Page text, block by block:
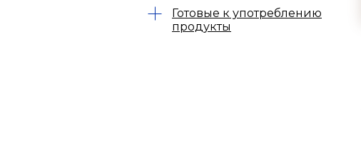
Готовые к употреблению
продукты